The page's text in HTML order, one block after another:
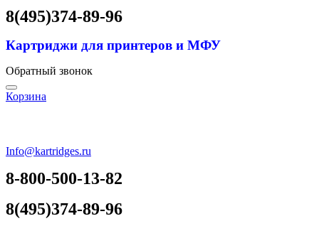
8(495)374-89-96
Картриджи для принтеров и МФУ
Обратный звонок
Корзина
Info@kartridges.ru
8-800-500-13-82
8(495)374-89-96